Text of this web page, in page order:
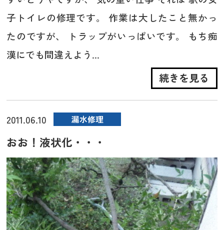
子トイレの修理です。 作業は大したこと無かっ
たのですが、 トラップがいっぱいです。 もち痴
漢にでも間違えよう...
続きを見る
2011.06.10 漏水修理
おお！液状化・・・